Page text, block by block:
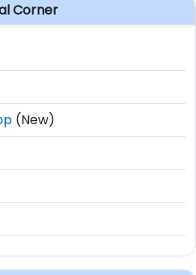
Corner
(New)